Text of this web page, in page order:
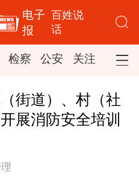
电子
报
百姓说
话
检察 公安 关注 司法
街道）、村（社
展消防安全培训